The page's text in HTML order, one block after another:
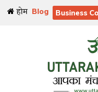
होम Blog Business